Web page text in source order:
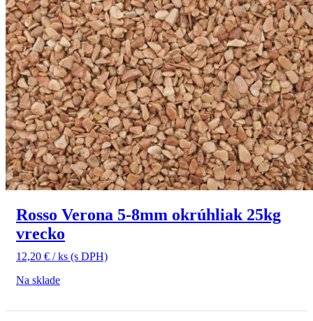
Rosso Verona 5-8mm okrúhliak 25kg
vrecko
12,20 € / ks (s DPH)
Na sklade